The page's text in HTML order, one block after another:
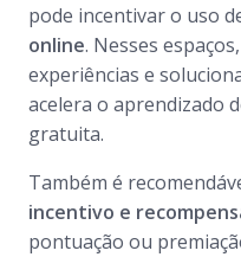
pode incentivar o uso
online. Nesses
experiências e
acelera o aprendizado
gratuita.
Também é
incentivo e
pontuação ou